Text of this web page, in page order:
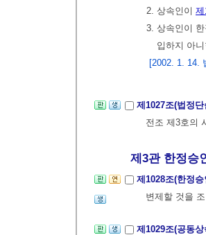
2. 상속인이
3. 상속인이
입하지 아
[2002. 1. 14.
제1027조(법정
전조 제3호의
제3관 한정승
제1028조(한정
변제할 것을
제1029조(공동